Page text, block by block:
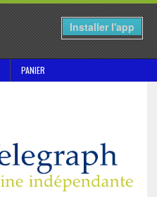
Installer l'app
PANIER